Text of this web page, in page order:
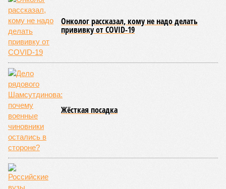
Онколог рассказал, кому не надо делать
прививку от COVID-19
Жёсткaя посадка